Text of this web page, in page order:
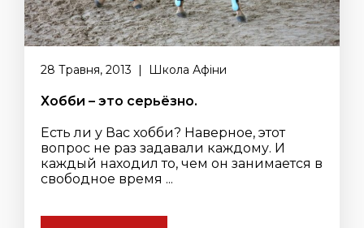
28 Травня, 2013 | Школа Афіни
Хобби – это серьёзно.
Есть ли у Вас хобби? Наверное, этот
вопрос не раз задавали каждому. И
каждый находил то, чем он занимается в
свободное время ...